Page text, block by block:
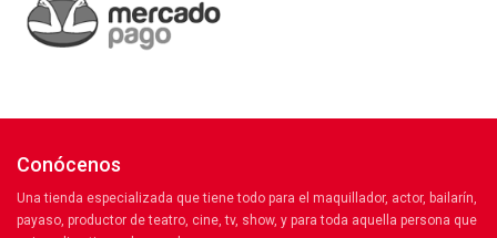
Conócenos
Una tienda especializada que tiene todo para el maquillador, actor, bailarín,
payaso, productor de teatro, cine, tv, show, y para toda aquella persona que